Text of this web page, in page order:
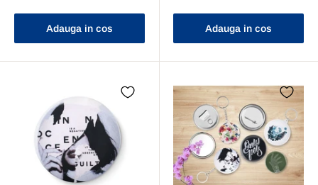
Adauga in cos Adauga in cos